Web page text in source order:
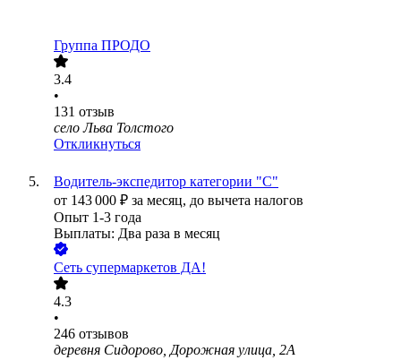
Группа ПРОДО
3.4
•
131 отзыв
село Льва Толстого
Откликнуться
Водитель-экспедитор категории "С"
от 143 000 ₽ за месяц, до вычета налогов
Опыт 1-3 года
Выплаты: Два раза в месяц
Сеть супермаркетов ДА!
4.3
•
246 отзывов
деревня Сидорово, Дорожная улица, 2А